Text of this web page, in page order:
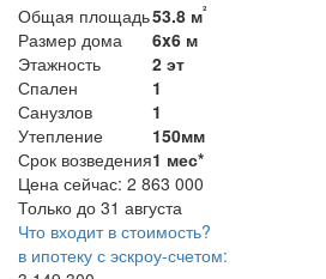
Общая площадь53.8 м²
Размер дома
6x6 м
Этажность
2 эт
Спален
1
Санузлов
1
Утепление
150мм
Срок возведения1 мес*
Цена сейчас: 2 863 000
Только до 31 августа
Что входит в стоимость?
в ипотеку с эскроу-счетом: